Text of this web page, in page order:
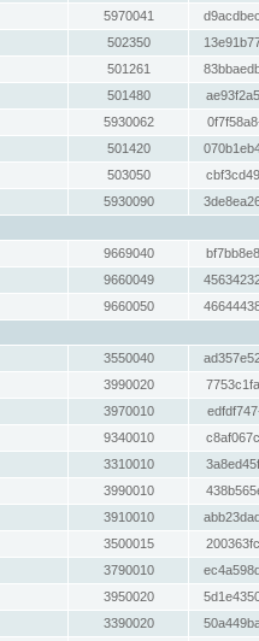
5970041
502350
501261
501480
5930062
501420
503050
5930090
9669040
9660049
9660050
3550040
3990020
3970010
9340010
3310010
3990010
3910010
3500015
3790010
3950020
3390020